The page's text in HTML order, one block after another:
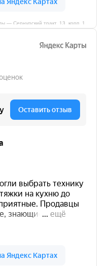
— Сернурский тракт, 13, корп. 1